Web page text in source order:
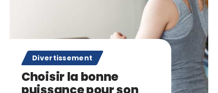
Divertissement
Choisir la bonne